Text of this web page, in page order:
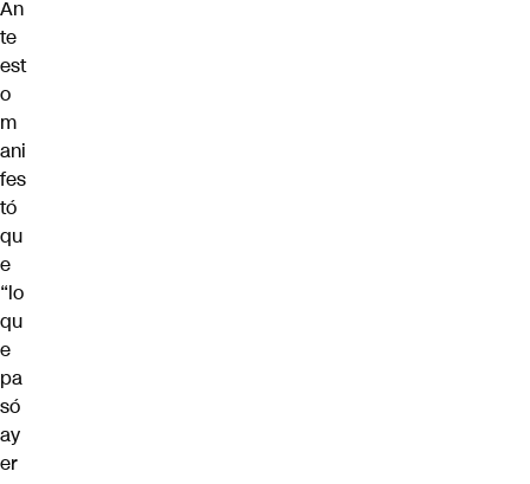
An
te
est
o
m
ani
fes
tó
qu
e
“lo
qu
e
pa
só
ay
er